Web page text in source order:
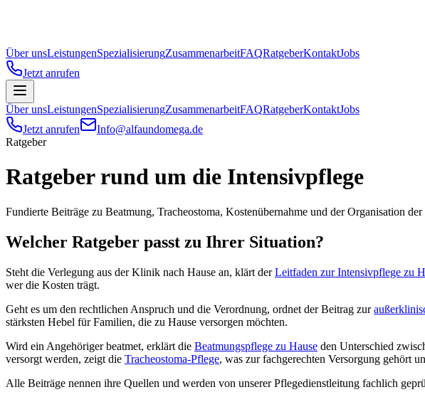
Über unsLeistungenSpezialisierungZusammenarbeitFAQRatgeberKontaktJobs
Jetzt anrufen
Über unsLeistungenSpezialisierungZusammenarbeitFAQRatgeberKontaktJobs
Jetzt anrufen
Info@alfaundomega.de
Ratgeber
Ratgeber rund um die Intensivpflege
Fundierte Beiträge zu Beatmung, Tracheostoma, Kostenübernahme und der Organisation
Welcher Ratgeber passt zu Ihrer Situation?
Steht die Verlegung aus der Klinik nach Hause an, klärt derLeitfaden zur Intensivpflege zu
wer die Kosten trägt.
Geht es um den rechtlichen Anspruch und die Verordnung, ordnet der Beitrag zur
stärksten Hebel für Familien, die zu Hause versorgen möchten.
Wird ein Angehöriger beatmet, erklärt die Beatmungspflege zu Hause den Unterschied
versorgt werden, zeigt die Tracheostoma-Pflege, was zur fachgerechten Versorgung gehört
Alle Beiträge nennen ihre Quellen und werden von unserer Pflegedienstleitung fachlich